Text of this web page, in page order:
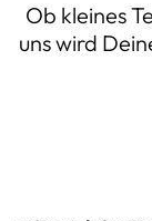
Ob kleines
uns wird